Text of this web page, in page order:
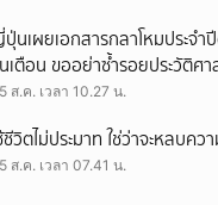
นเผยเอกสารกลาโหมประจ
เตือน ขออย่าซ้ำรอยประวัติศา
ส.ค. เวลา 10.27 น.
ชีวิตไม่ประมาท ใช่ว่าจะหลบค
ส.ค. เวลา 07.41 น.